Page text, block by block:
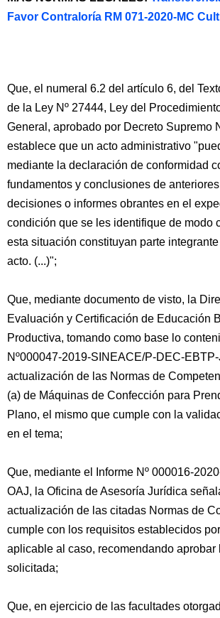
Favor Contraloría RM 071-2020-MC
Que, el numeral 6.2 del artículo 6, del
de la Ley Nº 27444, Ley del
General, aprobado por Decreto Supremo
establece que un acto administrativo
mediante la declaración de conformidad
fundamentos y conclusiones de
decisiones o informes obrantes en el
condición que se les identifique de modo
esta situación constituyan parte
acto. (...)";
Que, mediante documento de visto, la
Evaluación y Certificación de Educación
Productiva, tomando como base lo
Nº000047-2019-SINEACE/P-DEC-
actualización de las Normas de
(a) de Máquinas de Confección para
Plano, el mismo que cumple con la
en el tema;
Que, mediante el Informe Nº 000016-
OAJ, la Oficina de Asesoría Jurídica
actualización de las citadas Normas de
cumple con los requisitos establecidos
aplicable al caso, recomendando aprobar
solicitada;
Que, en ejercicio de las facultades